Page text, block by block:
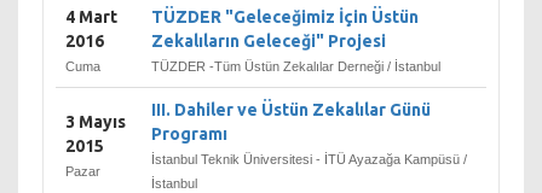
4 Mart
2016
Cuma
TÜZDER "Geleceğimiz İçin Üstün
Zekalıların Geleceği" Projesi
TÜZDER -Tüm Üstün Zekalılar Derneği / İstanbul
3 Mayıs
2015
Pazar
III. Dahiler ve Üstün Zekalılar Günü
Programı
İstanbul Teknik Üniversitesi - İTÜ Ayazağa Kampüsü /
İstanbul